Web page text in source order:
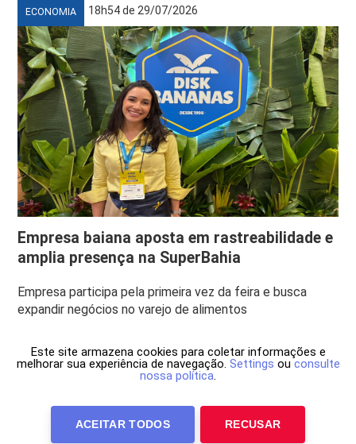
ECONOMIA 18h54 de 29/07/2026
Empresa baiana aposta em rastreabilidade e
amplia presença na SuperBahia
Empresa participa pela primeira vez da feira e busca
expandir negócios no varejo de alimentos
Este site armazena cookies para coletar informações e
melhorar sua experiência de navegação. Settings ou consulte
nossa política.
ACEITAR TODOS RECUSAR